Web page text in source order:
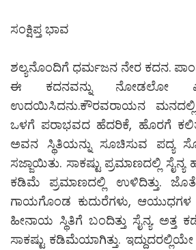
ಸಂಕ್ಷಿಪ್ತ ಭಾವ
ಶಲ್ಯನೊಂದಿಗೆ ಧರ್ಮಜನ ನೇರ ಕದನ.
ಈ ಕದನವನ್ನು ನೋಡಲೋ
ಉದಯಿಸಿದನು.ಕೌರವರಾಯನ
ಒಳಗೆ ಪರಾಭವದ ಹೆದರಿಕೆ, ಹೊರಗೆ
ಅವನ ಸ್ಥಿತಿಯನ್ನು ಸೂಚಿಸುವ ಪದ್ಯ
ಸಜ್ಜಾಯಿತು. ಸಾಕಷ್ಟು ಪ್ರಮಾಣದಲ್ಲಿ
ಕಡಿಮೆ ಪ್ರಮಾಣದಲ್ಲಿ ಉಳಿದಿತ್ತು.
ಗಾಯಗೊಂಡ ಕುದುರೆಗಳು, ಆಯುಧಗಳ
ಹೀನಾಯ ಸ್ಥಿತಿಗೆ ಬಂದಿತ್ತು ಸೈನ್ಯ. ಅತ್ತ
ಸಾಕಷ್ಟು ಕಡಿಮೆಯಾಗಿತ್ತು.